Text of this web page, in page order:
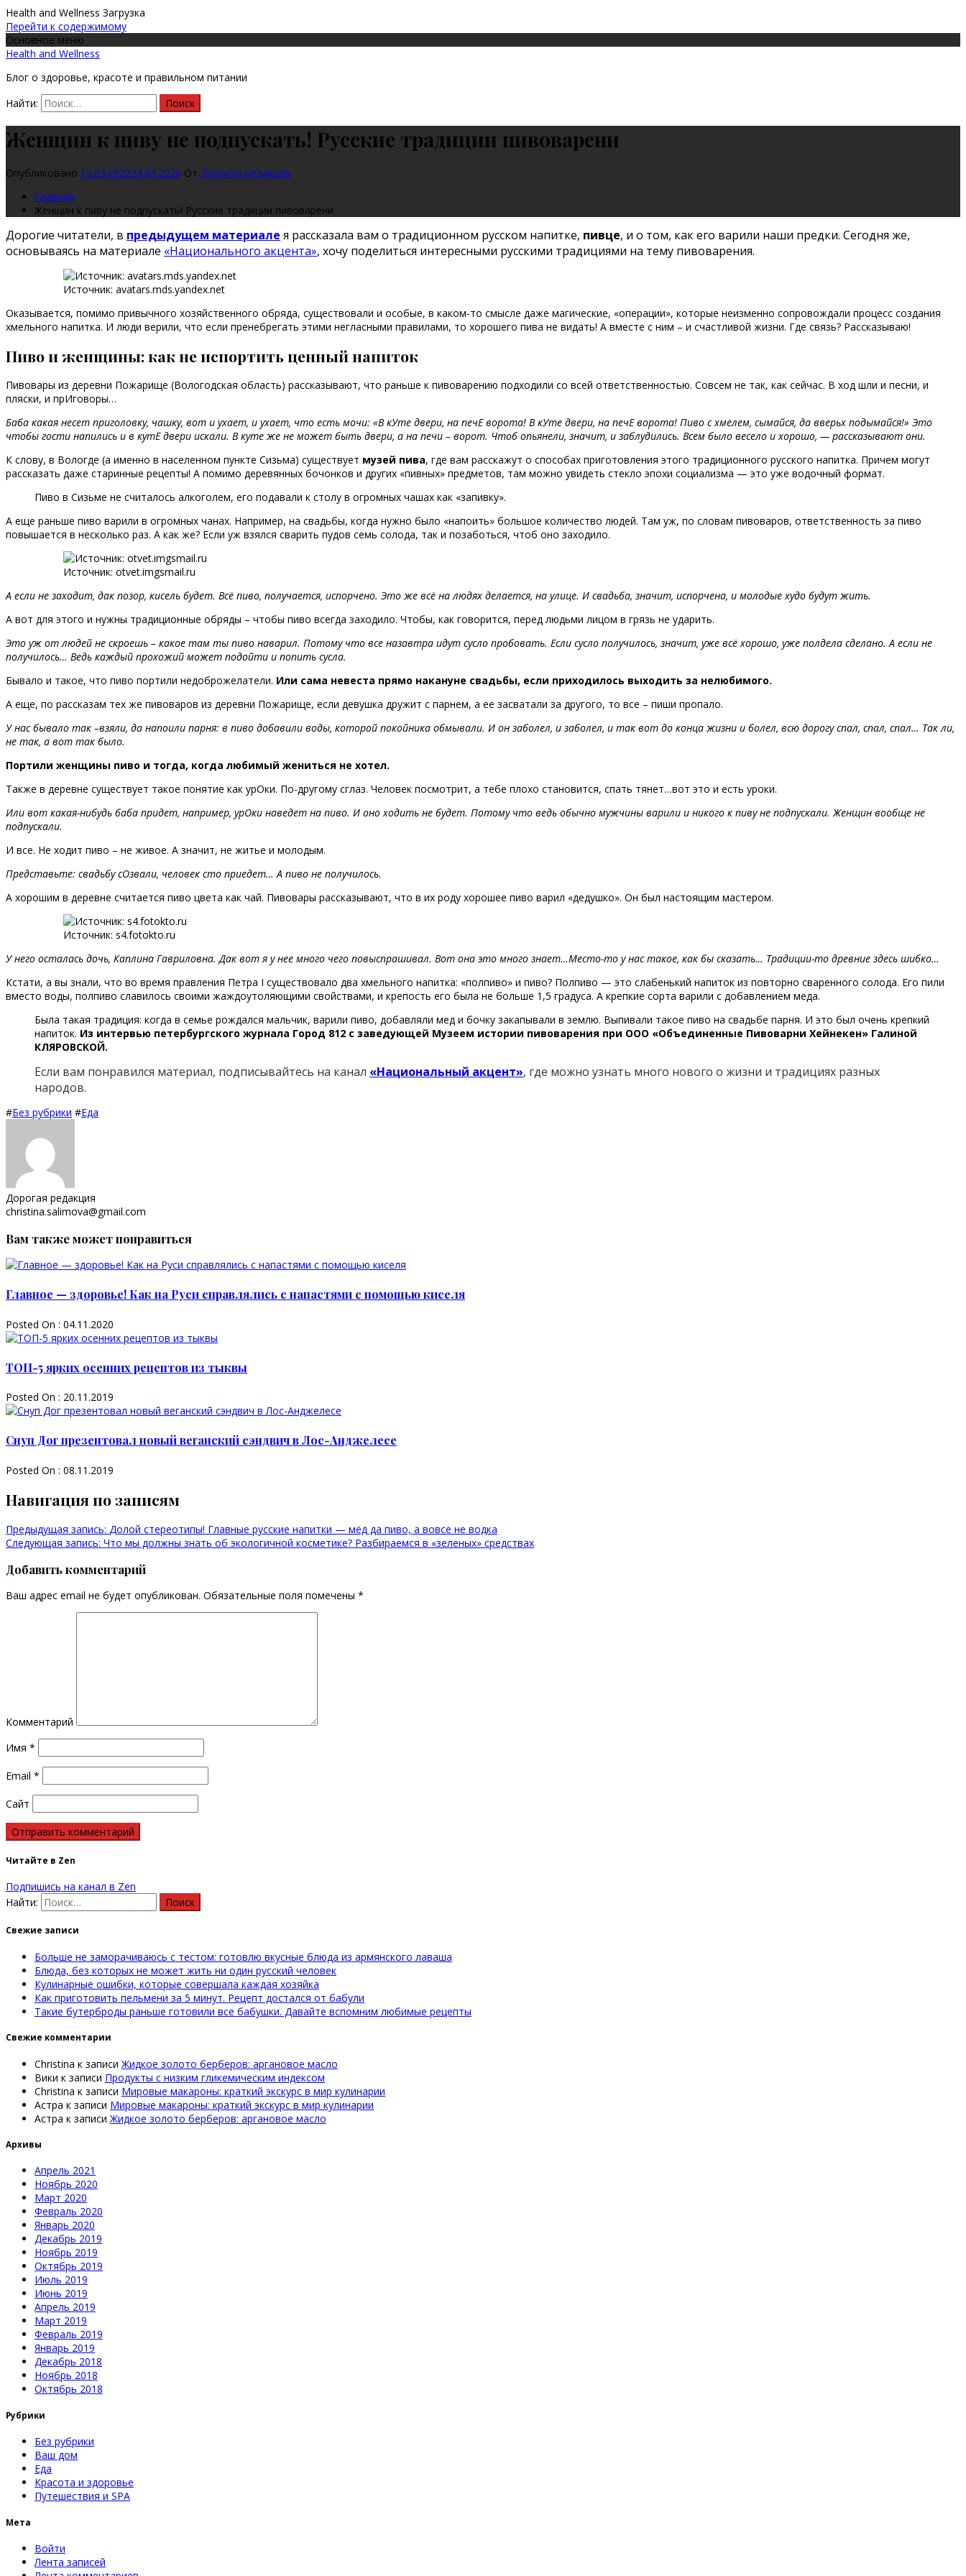
Health and Wellness Загрузка
Перейти к содержимому
Основное меню
Health and Wellness
Блог о здоровье, красоте и правильном питании
Найти:
Женщин к пиву не подпускать! Русские традиции пивоварени
Опубликовано 12.03.202024.03.2020 От Дорогая редакция
Главная
Женщин к пиву не подпускать! Русские традиции пивоварени
Дорогие читатели, в предыдущем материале я рассказала вам о традиционном русском напитке, пивце, и о том, как его варили наши предки. Сегодня же,
основываясь на материале «Национального акцента», хочу поделиться интересными русскими традициями на тему пивоварения.
Источник: avatars.mds.yandex.net
Оказывается, помимо привычного хозяйственного обряда, существовали и особые, в каком-то смысле даже магические, «операции», которые неизменно сопровождали процесс создания
хмельного напитка. И люди верили, что если пренебрегать этими негласными правилами, то хорошего пива не видать! А вместе с ним – и счастливой жизни. Где связь? Рассказываю!
Пиво и женщины: как не испортить ценный напиток
Пивовары из деревни Пожарище (Вологодская область) рассказывают, что раньше к пивоварению подходили со всей ответственностью. Совсем не так, как сейчас. В ход шли и песни, и
пляски, и прИговоры…
Баба какая несет приголовку, чашку, вот и ухает, и ухает, что есть мочи: «В кУте двери, на печЕ ворота! В кУте двери, на печЕ ворота! Пиво с хмелем, сымайся, да вверьх подымайся!» Это
чтобы гости напились и в кутЕ двери искали. В куте же не может быть двери, а на печи – ворот. Чтоб опьянели, значит, и заблудились. Всем было весело и хорошо, — рассказывают они.
К слову, в Вологде (а именно в населенном пункте Сизьма) существует музей пива, где вам расскажут о способах приготовления этого традиционного русского напитка. Причем могут
рассказать даже старинные рецепты! А помимо деревянных бочонков и других «пивных» предметов, там можно увидеть стекло эпохи социализма — это уже водочный формат.
Пиво в Сизьме не считалось алкоголем, его подавали к столу в огромных чашах как «запивку».
А еще раньше пиво варили в огромных чанах. Например, на свадьбы, когда нужно было «напоить» большое количество людей. Там уж, по словам пивоваров, ответственность за пиво
повышается в несколько раз. А как же? Если уж взялся сварить пудов семь солода, так и позаботься, чтоб оно заходило.
Источник: otvet.imgsmail.ru
А если не заходит, дак позор, кисель будет. Всё пиво, получается, испорчено. Это же всё на людях делается, на улице. И свадьба, значит, испорчена, и молодые худо будут жить.
А вот для этого и нужны традиционные обряды – чтобы пиво всегда заходило. Чтобы, как говорится, перед людьми лицом в грязь не ударить.
Это уж от людей не скроешь – какое там ты пиво наварил. Потому что все назавтра идут сусло пробовать. Если сусло получилось, значит, уже всё хорошо, уже полдела сделано. А если не
получилось… Ведь каждый прохожий может подойти и попить сусла.
Бывало и такое, что пиво портили недоброжелатели. Или сама невеста прямо накануне свадьбы, если приходилось выходить за нелюбимого.
А еще, по рассказам тех же пивоваров из деревни Пожарище, если девушка дружит с парнем, а ее засватали за другого, то все – пиши пропало.
У нас бывало так –взяли, да напоили парня: в пиво добавили воды, которой покойника обмывали. И он заболел, и заболел, и так вот до конца жизни и болел, всю дорогу спал, спал, спал… Так ли,
не так, а вот так было.
Портили женщины пиво и тогда, когда любимый жениться не хотел.
Также в деревне существует такое понятие как урОки. По-другому сглаз. Человек посмотрит, а тебе плохо становится, спать тянет…вот это и есть уроки.
Или вот какая-нибудь баба придет, например, урОки наведет на пиво. И оно ходить не будет. Потому что ведь обычно мужчины варили и никого к пиву не подпускали. Женщин вообще не
подпускали.
И все. Не ходит пиво – не живое. А значит, не житье и молодым.
Представьте: свадьбу сОзвали, человек сто приедет… А пиво не получилось.
А хорошим в деревне считается пиво цвета как чай. Пивовары рассказывают, что в их роду хорошее пиво варил «дедушко». Он был настоящим мастером.
Источник: s4.fotokto.ru
У него осталась дочь, Каплина Гавриловна. Дак вот я у нее много чего повыспрашивал. Вот она это много знает…Место-то у нас такое, как бы сказать… Традиции-то древние здесь шибко…
Кстати, а вы знали, что во время правления Петра I существовало два хмельного напитка: «полпиво» и пиво? Полпиво — это слабенький напиток из повторно сваренного солода. Его пили
вместо воды, полпиво славилось своими жаждоутоляющими свойствами, и крепость его была не больше 1,5 градуса. А крепкие сорта варили с добавлением меда.
Была такая традиция: когда в семье рождался мальчик, варили пиво, добавляли мед и бочку закапывали в землю. Выпивали такое пиво на свадьбе парня. И это был очень крепкий
напиток. Из интервью петербургского журнала Город 812 с заведующей Музеем истории пивоварения при ООО «Объединенные Пивоварни Хейнекен» Галиной
КЛЯРОВСКОЙ.
Если вам понравился материал, подписывайтесь на канал «Национальный акцент», где можно узнать много нового о жизни и традициях разных
народов.
#Без рубрики #Еда
Дорогая редакция
christina.salimova@gmail.com
Вам также может понравиться
Главное — здоровье! Как на Руси справлялись с напастями с помощью киселя
Posted On : 04.11.2020
ТОП-5 ярких осенних рецептов из тыквы
Posted On : 20.11.2019
Снуп Дог презентовал новый веганский сэндвич в Лос-Анджелесе
Posted On : 08.11.2019
Навигация по записям
Предыдущая запись: Долой стереотипы! Главные русские напитки — мёд да пиво, а вовсе не водка
Следующая запись: Что мы должны знать об экологичной косметике? Разбираемся в «зеленых» средствах
Добавить комментарий
Ваш адрес email не будет опубликован. Обязательные поля помечены *
Комментарий
Имя *
Email *
Сайт
Читайте в Zen
Подпишись на канал в Zen
Найти:
Свежие записи
Больше не заморачиваюсь с тестом: готовлю вкусные блюда из армянского лаваша
Блюда, без которых не может жить ни один русский человек
Кулинарные ошибки, которые совершала каждая хозяйка
Как приготовить пельмени за 5 минут. Рецепт достался от бабули
Такие бутерброды раньше готовили все бабушки. Давайте вспомним любимые рецепты
Свежие комментарии
Christina к записи Жидкое золото берберов: аргановое масло
Вики к записи Продукты с низким гликемическим индексом
Christina к записи Мировые макароны: краткий экскурс в мир кулинарии
Астра к записи Мировые макароны: краткий экскурс в мир кулинарии
Астра к записи Жидкое золото берберов: аргановое масло
Архивы
Апрель 2021
Ноябрь 2020
Март 2020
Февраль 2020
Январь 2020
Декабрь 2019
Ноябрь 2019
Октябрь 2019
Июль 2019
Июнь 2019
Апрель 2019
Март 2019
Февраль 2019
Январь 2019
Декабрь 2018
Ноябрь 2018
Октябрь 2018
Рубрики
Без рубрики
Ваш дом
Еда
Красота и здоровье
Путешествия и SPA
Мета
Войти
Лента записей